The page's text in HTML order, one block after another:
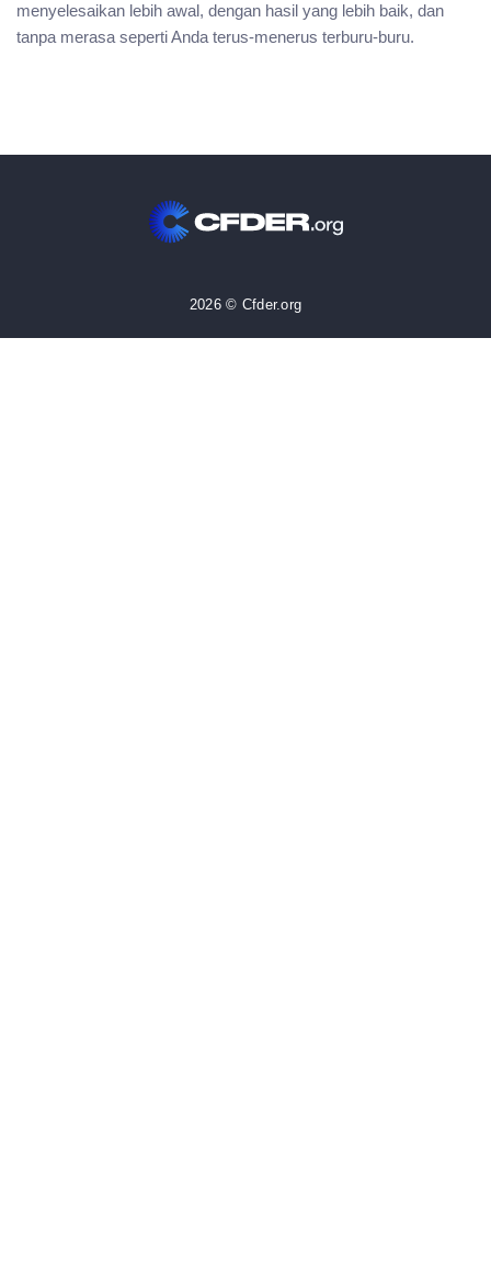
menyelesaikan lebih awal, dengan hasil yang lebih baik, dan
tanpa merasa seperti Anda terus-menerus terburu-buru.
2026 © Cfder.org